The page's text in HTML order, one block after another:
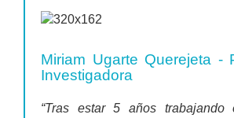
Miriam Ugarte Querejeta -
Investigadora
“Tras estar 5 años trabajando